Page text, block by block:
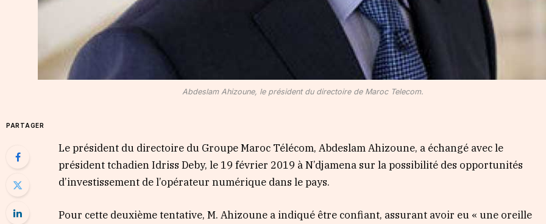
Abdeslam Ahizoune, le président du directoire de Maroc Telecom.
PARTAGER
Le président du directoire du Groupe Maroc Télécom, Abdeslam Ahizoune, a échangé avec le
président tchadien Idriss Deby, le 19 février 2019 à N’djamena sur la possibilité des opportunités
d’investissement de l’opérateur numérique dans le pays.
Pour cette deuxième tentative, M. Ahizoune a indiqué être confiant, assurant avoir eu « une oreille